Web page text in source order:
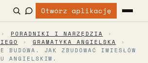
Otwórz aplikację
› PORADNIKI I NARZĘDZIA
›
› GRAMATYKA ANGIELSKA
›
BUDOWA. JAK ZBUDOWAĆ IMIESŁÓW
ANGIELSKIM.